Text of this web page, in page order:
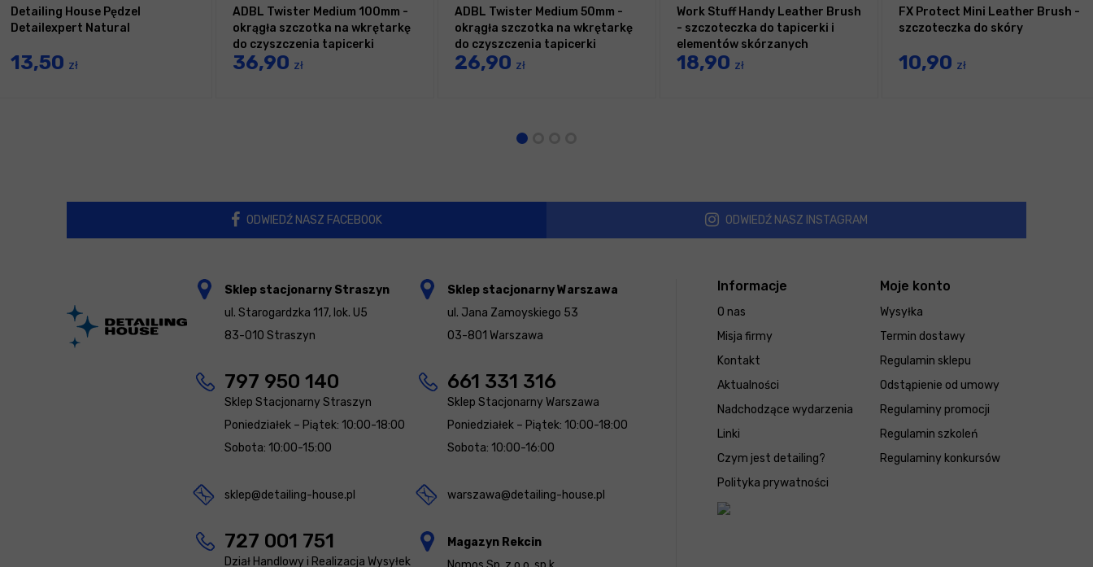
Detailing House Pędzel
Detailexpert Natural
13,50 zł
ADBL Twister Medium 100mm -
okrągła szczotka na wkrętarkę
do czyszczenia tapicerki
36,90 zł
ADBL Twister Medium 50mm -
okrągła szczotka na wkrętarkę
do czyszczenia tapicerki
26,90 zł
Work Stuff Handy Leather Brush
- szczoteczka do tapicerki i
elementów skórzanych
18,90 zł
FX Protect Mini Leather Brush -
szczoteczka do skóry
10,90 zł
ODWIEDŹ NASZ FACEBOOK ODWIEDŹ NASZ INSTAGRAM
Informacje
O nas
Misja firmy
Kontakt
Aktualności
Nadchodzące wydarzenia
Linki
Czym jest detailing?
Polityka prywatności
Moje konto
Wysyłka
Termin dostawy
Regulamin sklepu
Odstąpienie od umowy
Regulaminy promocji
Regulamin szkoleń
Regulaminy konkursów
Sklep stacjonarny Straszyn
ul. Starogardzka 117, lok. U5
83-010 Straszyn
797 950 140
Sklep Stacjonarny Straszyn
Poniedziałek – Piątek: 10:00-18:00
Sobota: 10:00-15:00
sklep@detailing-house.pl
727 001 751
Dział Handlowy i Realizacja Wysyłek
Sklep stacjonarny Warszawa
ul. Jana Zamoyskiego 53
03-801 Warszawa
661 331 316
Sklep Stacjonarny Warszawa
Poniedziałek – Piątek: 10:00-18:00
Sobota: 10:00-16:00
warszawa@detailing-house.pl
Magazyn Rekcin